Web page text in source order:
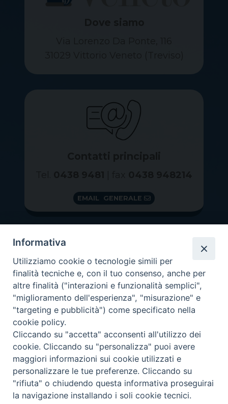
EMAIL GENERALE
GRAZIE PER IL TUO AIUTO
Insieme per la Diocesi
Copyright 2026 ©Diocesi di Vittorio Veneto-Privacy
Policy
Informativa
Utilizziamo cookie o tecnologie simili per
finalità tecniche e, con il tuo consenso, anche per
altre finalità ("interazioni e funzionalità semplici",
"miglioramento dell'esperienza", "misurazione" e
"targeting e pubblicità") come specificato nella
cookie policy.
Cliccando su "accetta" acconsenti all'utilizzo dei
cookie. Cliccando su "personalizza" puoi avere
maggiori informazioni sui cookie utilizzati e
personalizzare le tue preferenze. Cliccando su
"rifiuta" o chiudendo questa informativa proseguirai
la navigazione installando i soli cookie tecnici.